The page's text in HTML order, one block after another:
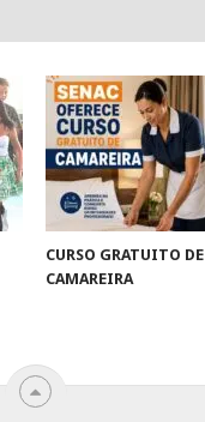
CURSO GRATUITO DE
CAMAREIRA